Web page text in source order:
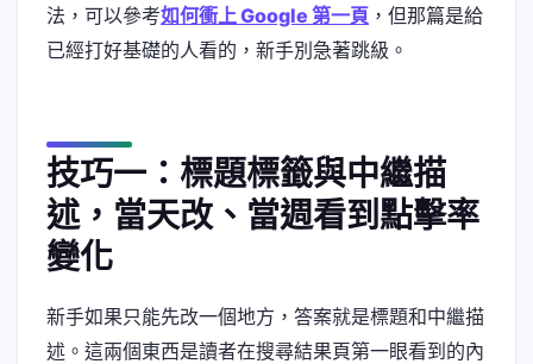
法，可以參考如何衝上 Google 第一頁 ，但那篇是給
已經打好基礎的人看的，新手別急著跳級。
技巧一：標題標籤與中繼描
述，當天改、當週看到點擊率
變化
新手如果只能先改一個地方，答案就是標題和中繼描
述。這兩個東西是讀者在搜尋結果頁第一眼看到的內